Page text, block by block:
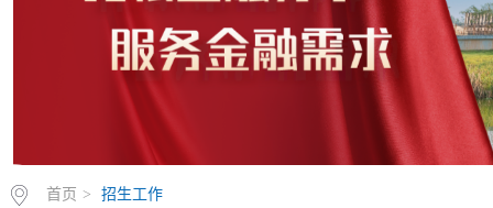
首页 > 招生工作